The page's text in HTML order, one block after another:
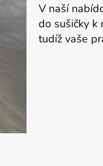
V naší
do sušičky k
tudíž vaše